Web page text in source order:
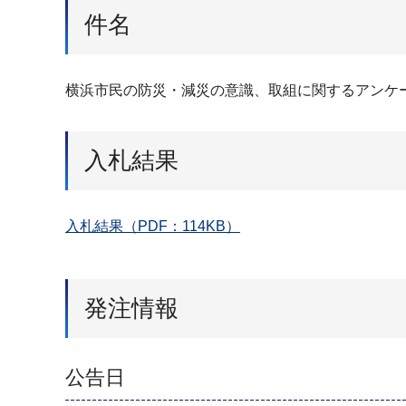
件名
横浜市民の防災・減災の意識、取組に関するアンケ
入札結果
入札結果（PDF：114KB）
発注情報
公告日